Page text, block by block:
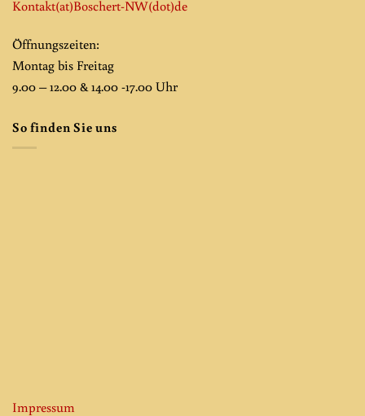
Kontakt(at)Boschert-NW(dot)de
Öffnungszeiten:
Montag bis Freitag
9.00 – 12.00 & 14.00 -17.00 Uhr
So finden Sie uns
Impressum